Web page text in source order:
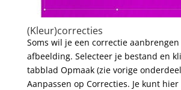
(Kleur)correcties
Soms wil je een correctie
afbeelding. Selecteer je bestand en
tabblad Opmaak (zie vorige
Aanpassen op Correcties. Je kunt